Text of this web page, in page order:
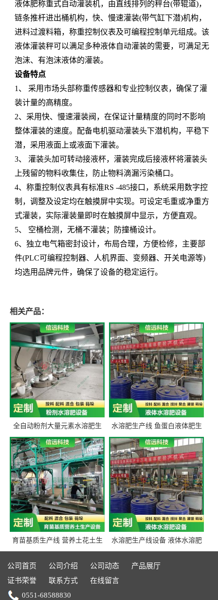
液体肥称重式自动灌装机，由直线排列的秤台(带辊道)，
链条推杆进出桶机构，快、慢速灌装(带气缸下潜)机构，
进料过渡料箱，称重控制仪表及可编程控制单元组成。该
液体灌装秤可以满足多种液体自动灌装的需要，可满足无
泡沫、有泡沫液体的灌装。
设备特点
1 、 采用市场头部称重传感器和专业控制仪表，确保了灌
装计量的高精度。
2、采用快、慢速灌装阀，在保证计量精度的同时不影响
整体灌装的速度。配备电机驱动灌装头下潜机构，平稳下
潜，采用液面上或液面下灌装。
3、 灌装头加可转动接液杯，灌装完成后接液杯将灌装头
上残留的物料收集住，防止物料滴漏污染桶 口。
4、称重控制仪表具有标准RS -485接口，系统采用数字控
制，调整及设定均在触摸屏中实现。可设定毛重或净重方
式灌装，实际灌装量即时在触摸屏中显示，方便直观。
5、 空桶检测，无桶不灌装；防撞桶设计。
6、独立电气箱密封设计，布局合理，方便检修，主要部
件(PLC可编程控制器、人机界面、变频器、开关电源等)
均选用品牌元件，确保了设备的稳定运行。
相关产品：
全自动粉剂大量元素水溶肥生
产设备 信远科技肥料生产设备
源头厂家
水溶肥生产线 鱼蛋白液体肥生
产设备 氨基酸液态肥全套设备
育苗基质生产线 营养土花土生
产线 有机肥生产线设备
水溶肥生产线设备 液体水溶肥
生产线 桶装液体水溶肥生产线
设备
公司首页 公司介绍 公司动态
产品展厅
证书荣誉
联系方式
在线留言
0551-68588830